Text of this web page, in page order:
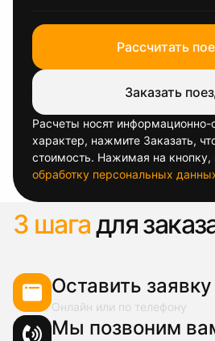
Рассчитать
Заказать
Расчеты носят
характер, нажмите Заказать,
стоимость. Нажимая на кнопку,
обработку персональных
3 шагадля
Оставить заявку
Онлайн или по телефону
Мы позвоним